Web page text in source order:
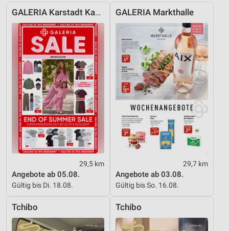
GALERIA Karstadt Kaufhof
29,5 km
Angebote ab 05.08.
Gültig bis Di. 18.08.
GALERIA Markthalle
29,7 km
Angebote ab 03.08.
Gültig bis So. 16.08.
Tchibo Tchibo
Verwendung von Profilen zur Auswahl
personalisierter Inhalte
Messung der Werbeleistung
Messung der Performance von Inhalten
Analyse von Zielgruppen durch Statistiken oder
Kombinationen von Daten aus verschiedenen
Quellen
Entwicklung und Verbesserung der Angebote
Verwendung reduzierter Daten zur Auswahl von
IAB-Besonderheiten:
Informationen identifizieren